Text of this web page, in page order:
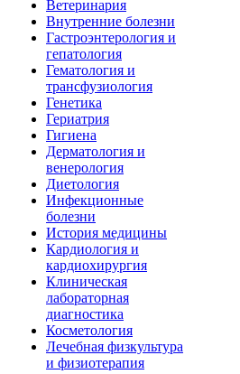
Ветеринария
Внутренние болезни
Гастроэнтерология и
гепатология
Гематология и
трансфузиология
Генетика
Гериатрия
Гигиена
Дерматология и
венерология
Диетология
Инфекционные
болезни
История медицины
Кардиология и
кардиохирургия
Клиническая
лабораторная
диагностика
Косметология
Лечебная физкультура
и физиотерапия